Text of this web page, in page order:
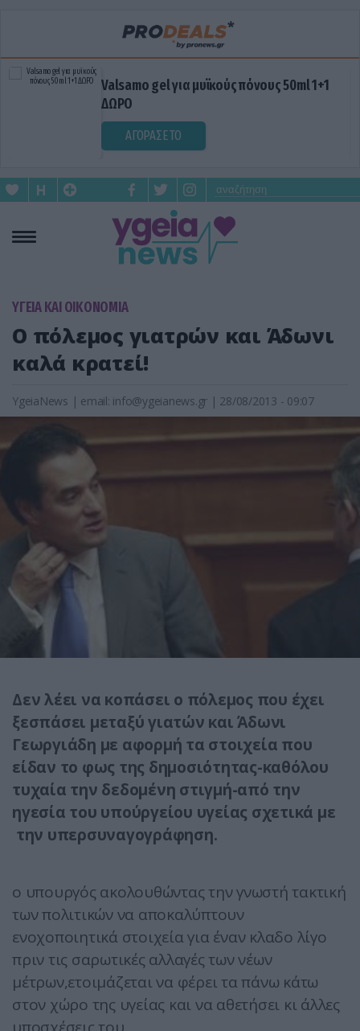
Valsamo gel για μυϊκούς πόνους 50ml 1+1
ΔΩΡΟ
ΑΓΟΡΑΣΕ ΤΟ
ΥΓΕΙΑ ΚΑΙ ΟΙΚΟΝΟΜΙΑ
Ο πόλεμος γιατρών και Άδωνι
καλά κρατεί!
YgeiaNews | email: info@ygeianews.gr | 28/08/2013 - 09:07
Δεν λέει να κοπάσει ο πόλεμος που έχει
ξεσπάσει μεταξύ γιατών και Άδωνι
Γεωργιάδη με αφορμή τα στοιχεία που
είδαν το φως της δημοσιότητας-καθόλου
τυχαία την δεδομένη στιγμή-από την
ηγεσία του υπούργείου υγείας σχετικά με
την υπερσυναγογράφηση.
ο υπουργός ακολουθώντας την γνωστή τακτική
των πολιτικών να αποκαλύπτουν
ενοχοποιητικά στοιχεία για έναν κλαδο λίγο
πριν τις σαρωτικές αλλαγές των νέων
μέτρων,ετοιμάζεται να φέρει τα πάνω κάτω
στον χώρο της υγείας και να αθετήσει κι άλλες